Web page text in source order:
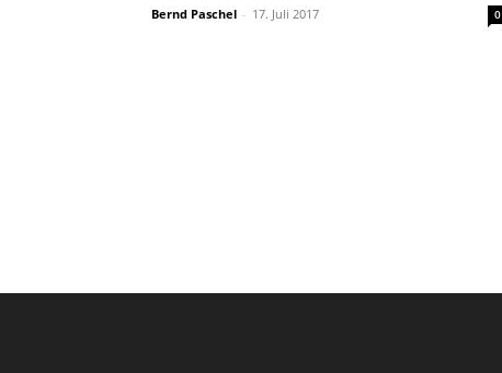
Bernd Paschel - 17. Juli 2017 0